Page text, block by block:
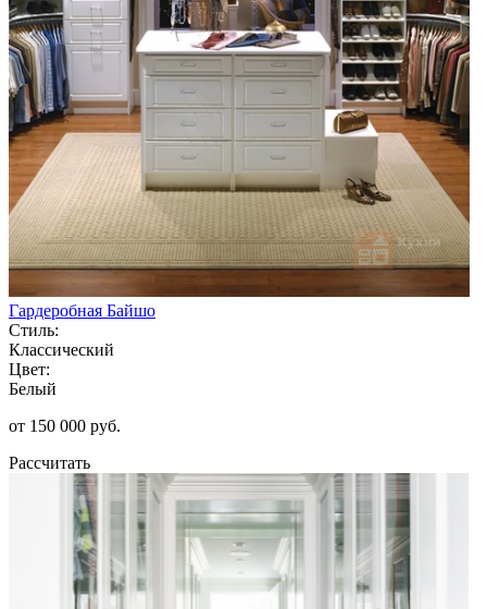
Гардеробная Байшо
Стиль:
Классический
Цвет:
Белый
от 150 000 руб.
Рассчитать